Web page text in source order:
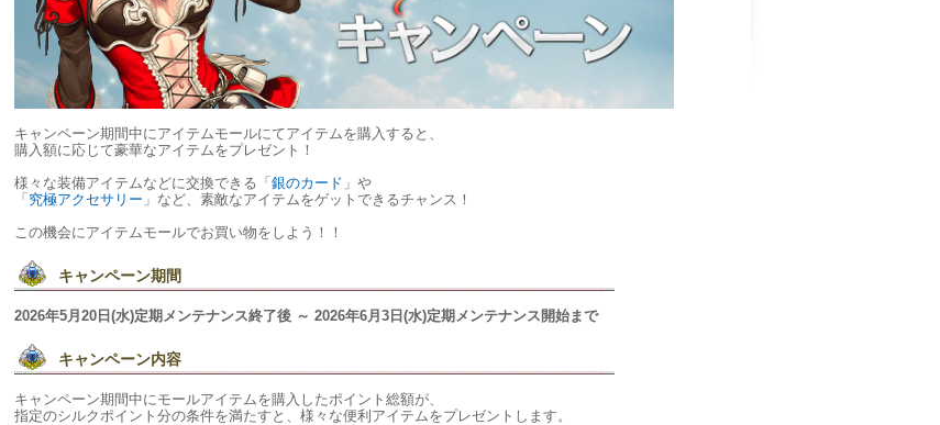
キャンペーン期間中にアイテムモールにてアイテムを購入すると、
購入額に応じて豪華なアイテムをプレゼント！
様々な装備アイテムなどに交換できる「銀のカード 」や
「究極アクセサリー 」など、素敵なアイテムをゲットできるチャンス！
この機会にアイテムモールでお買い物をしよう！！
キャンペーン期間
2026年5月20日(水)定期メンテナンス終了後～2026年6月3日(水)定期メンテナンス開始まで
キャンペーン内容
キャンペーン期間中にモールアイテムを購入したポイント総額が、
指定のシルクポイント分の条件を満たすと、様々な便利アイテムをプレゼントします。